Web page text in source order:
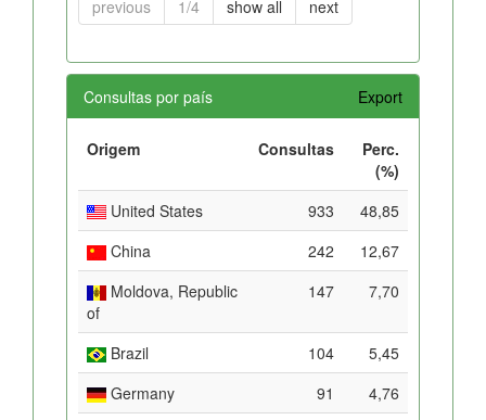
previous 1/4 show all next
Consultas por país Export
Origem Consultas
Perc.
(%)
United States
933
48,85
China
242
12,67
Moldova, Republic
of
147 7,70
Brazil 104
5,45
Germany
91
4,76